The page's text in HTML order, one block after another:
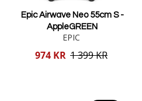
Epic Airwave Neo 55cm S -
AppleGREEN
EPIC
Reducerat
974 KR 1 399 KR